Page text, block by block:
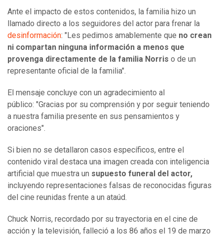
Ante el impacto de estos contenidos, la familia hizo un
llamado directo a los seguidores del actor para frenar la
desinformación: "Les pedimos amablemente que no crean
ni compartan ninguna información a menos que
provenga directamente de la familia Norris o de un
representante oficial de la familia".
El mensaje concluye con un agradecimiento al
público: "Gracias por su comprensión y por seguir teniendo
a nuestra familia presente en sus pensamientos y
oraciones".
Si bien no se detallaron casos específicos, entre el
contenido viral destaca una imagen creada con inteligencia
artificial que muestra un supuesto funeral del actor,
incluyendo representaciones falsas de reconocidas figuras
del cine reunidas frente a un ataúd.
Chuck Norris, recordado por su trayectoria en el cine de
acción y la televisión, falleció a los 86 años el 19 de marzo